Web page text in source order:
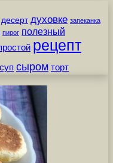
десерт духовке запеканка
пирог полезный
рецепт
суп сыром торт